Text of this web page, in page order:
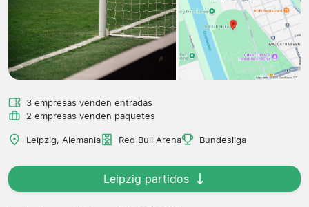
3 empresas venden entradas
2 empresas venden paquetes
Leipzig, Alemania Red Bull Arena Bundesliga
Leipzig partidos